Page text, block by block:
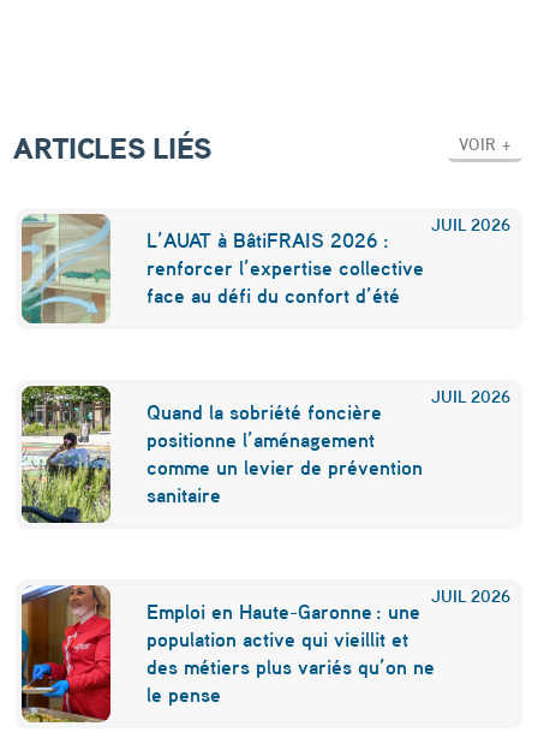
a
s
t
u
n
a
t
o
u
e
x
t
r
ARTICLES LIÉS VOIR +
JUIL 2026
L’AUAT à BâtiFRAIS 2026 :
renforcer l’expertise collective
face au défi du confort d’été
JUIL 2026
Quand la sobriété foncière
positionne l’aménagement
comme un levier de prévention
sanitaire
JUIL 2026
Emploi en Haute-Garonne : une
population active qui vieillit et
des métiers plus variés qu’on ne
le pense